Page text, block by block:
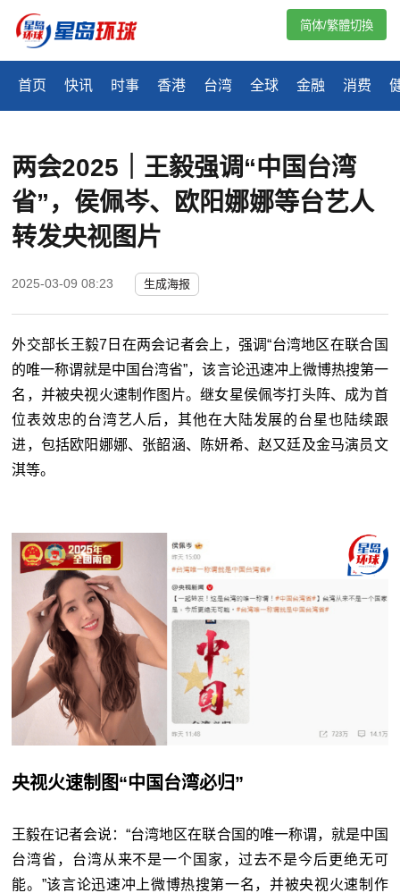
首页 快讯 时事 香港 台湾 全球 金融 消费
简体/繁體切換
两会2025｜王毅强调“中国台湾
省”，侯佩岑、欧阳娜娜等台艺人
转发央视图片
2025-03-09 08:23 生成海报
外交部长王毅7日在两会记者会上，强调“台湾地区在联合国
的唯一称谓就是中国台湾省”，该言论迅速冲上微博热搜第一
名，并被央视火速制作图片。继女星侯佩岑打头阵、成为首
位表效忠的台湾艺人后，其他在大陆发展的台星也陆续跟
进，包括欧阳娜娜、张韶涵、陈妍希、赵又廷及金马演员文
淇等。
央视火速制图“中国台湾必归”
王毅在记者会说：“台湾地区在联合国的唯一称谓，就是中国
台湾省，台湾从来不是一个国家，过去不是今后更绝无可
能。”该言论迅速冲上微博热搜第一名，并被央视火速制作